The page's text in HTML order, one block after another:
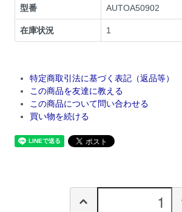
型番 AUTOA50902
在庫状況 1
特定商取引法に基づく表記（返品等）
この商品を友達に教える
この商品について問い合わせる
買い物を続ける